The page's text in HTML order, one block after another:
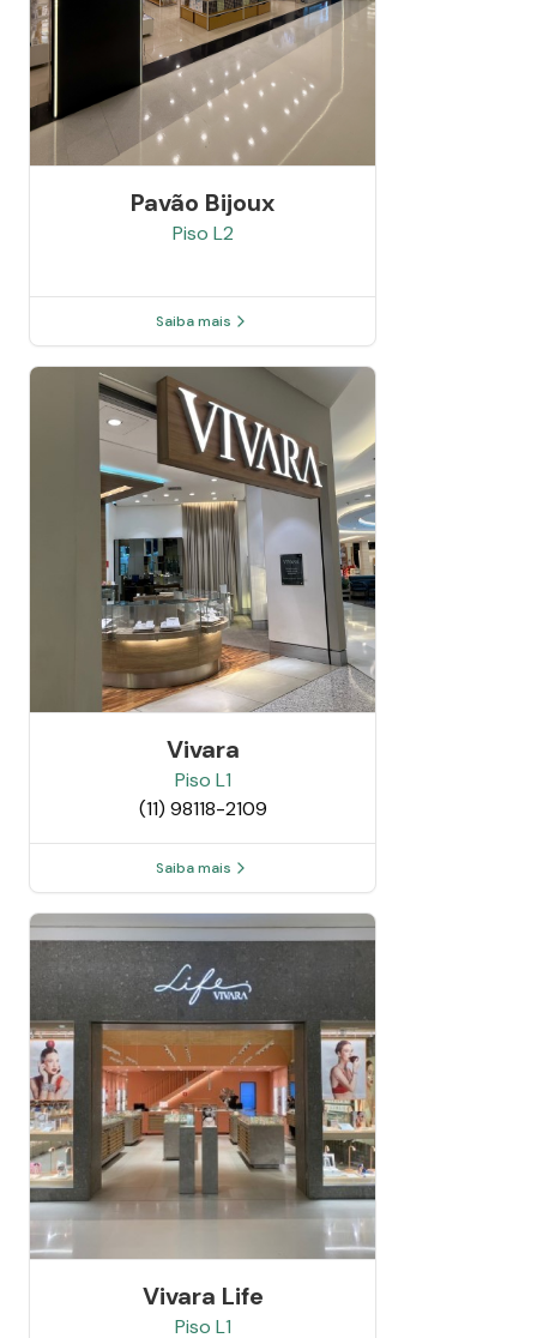
Pavão Bijoux
Piso L2
Saiba mais
Vivara
Piso L1
(11) 98118-2109
Saiba mais
Vivara Life
Piso L1